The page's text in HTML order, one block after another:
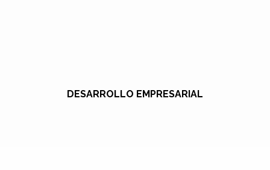
DESARROLLO EMPRESARIAL